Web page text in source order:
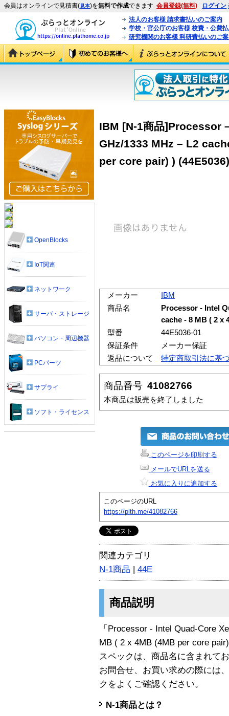
会員はオンラインで見積書(見本)を無料で作成できます 会員登録(無料) ログイン
法人のお客様 請求書払いのご案内
学校・官公庁のお客様 校費・公費
研究機関のお客様 科研費払いのご
IBM [N-1商品]Processor
GHz/1333 MHz – L2
per core pair) ) (44E5036)
メーカー
IBM
商品名
Processor - Intel
cache - 8 MB ( 2 x
型番
44E5036-01
保証条件
メーカー保証
返品について
特定商取引法に基
商品番号 41082766
本商品は販売を終了しました
このページを印刷する
メールでURLを送る
お気に入りに追加する
このページのURL
https://plth.me/41082766
関連カテゴリ
N-1商品 | 44E
商品説明
「Processor - Intel Quad-Core
MB ( 2 x 4MB (4MB per core
スペックは、商品名に含まれて
お問合せ、お買い求めの際には
クをよくご確認ください。
N-1商品とは？
OpenBlocks
IoT関連
ネットワーク
サーバ・ストレージ
パソコン・周辺機器
PCパーツ
サプライ
ソフト・ライセンス